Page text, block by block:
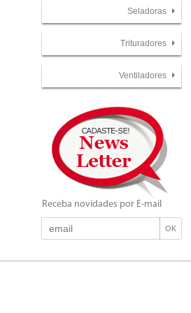
Seladoras
Trituradores
Ventiladores
Receba novidades por E-mail
OK